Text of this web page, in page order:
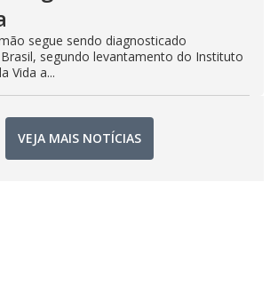
segue sendo diagnosticado
segundo levantamento do Instituto
Vida a...
VEJA MAIS NOTÍCIAS